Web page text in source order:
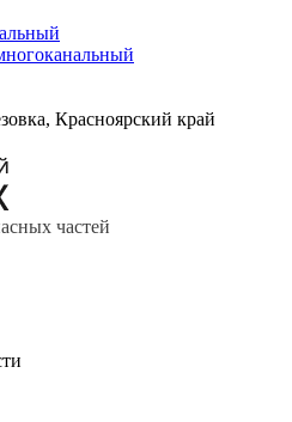
Красноярский край
частей